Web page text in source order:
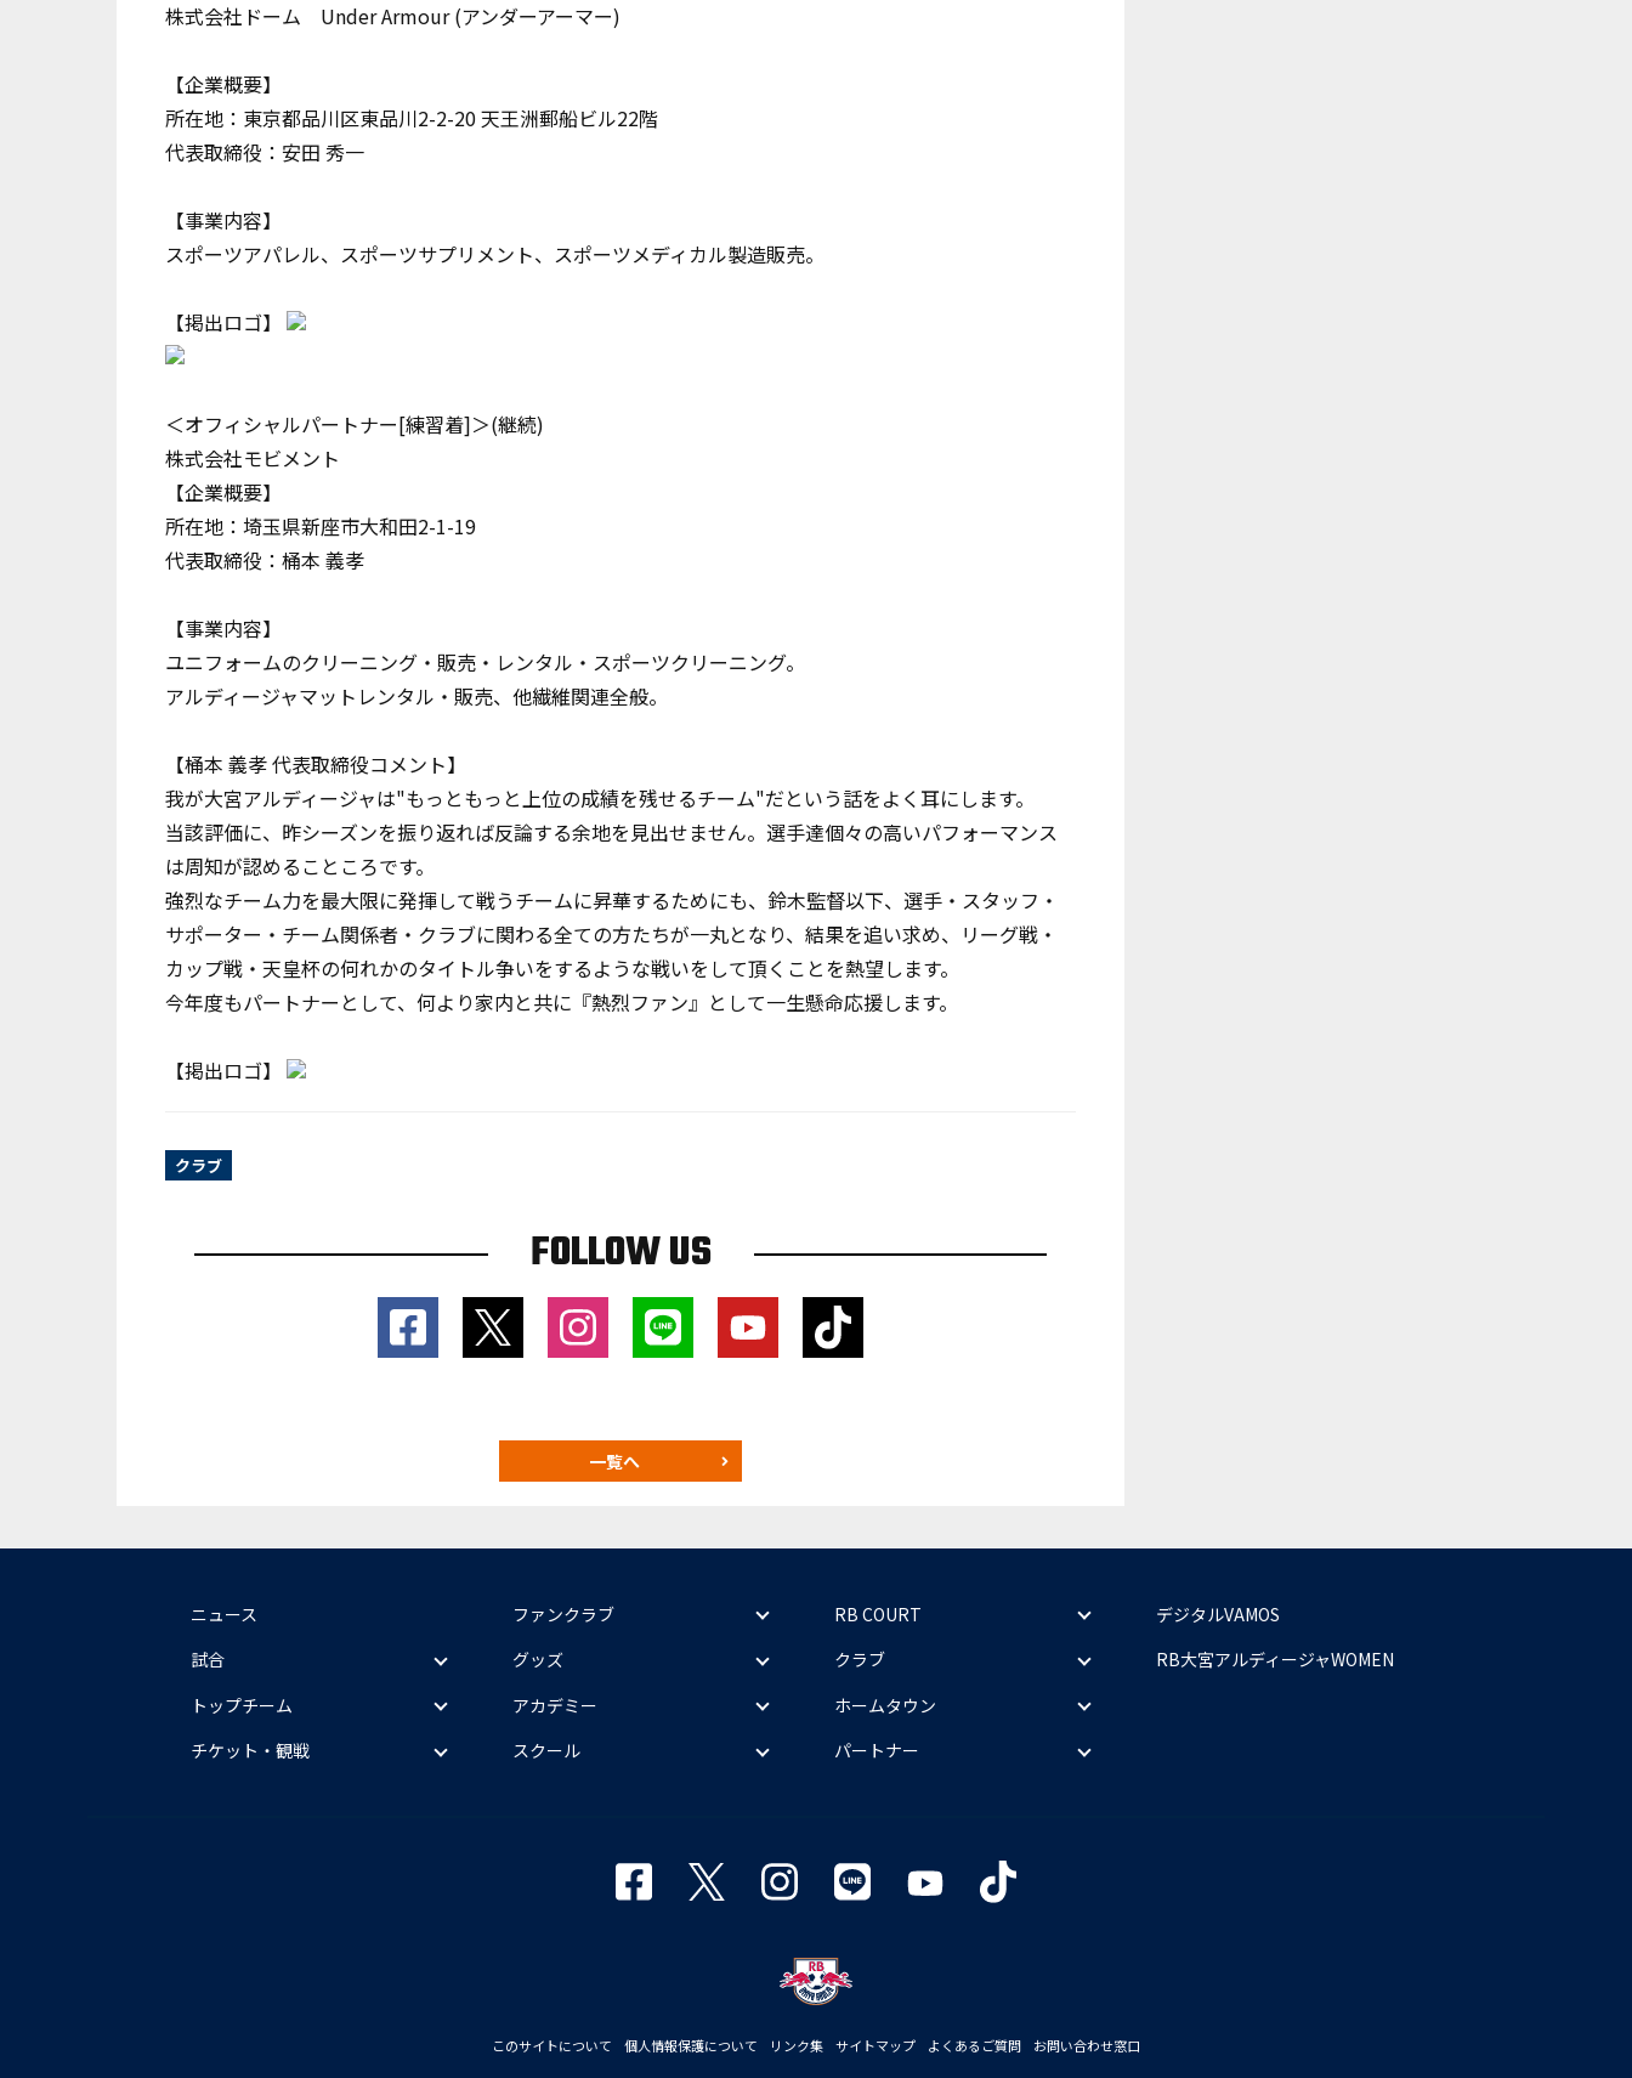
株式会社ドーム Under Armour (アンダーアーマー)
【企業概要】
所在地：東京都品川区東品川2-2-20 天王洲郵船ビル22階
代表取締役：安田 秀一
【事業内容】
スポーツアパレル、スポーツサプリメント、スポーツメディカル製造販売。
【掲出ロゴ】
＜オフィシャルパートナー[練習着]＞(継続)
株式会社モビメント
【企業概要】
所在地：埼玉県新座市大和田2-1-19
代表取締役：桶本 義孝
【事業内容】
ユニフォームのクリーニング・販売・レンタル・スポーツクリーニング。
アルディージャマットレンタル・販売、他繊維関連全般。
【桶本 義孝 代表取締役コメント】
我が大宮アルディージャは"もっともっと上位の成績を残せるチーム"だという話をよく耳にします。
当該評価に、昨シーズンを振り返れば反論する余地を見出せません。選手達個々の高いパフォーマンス
は周知が認めることころです。
強烈なチーム力を最大限に発揮して戦うチームに昇華するためにも、鈴木監督以下、選手・スタッフ・
サポーター・チーム関係者・クラブに関わる全ての方たちが一丸となり、結果を追い求め、リーグ戦・
カップ戦・天皇杯の何れかのタイトル争いをするような戦いをして頂くことを熱望します。
今年度もパートナーとして、何より家内と共に『熱烈ファン』として一生懸命応援します。
【掲出ロゴ】
クラブ
FOLLOW US
一覧へ
ニュース
試合
トップチーム
チケット・観戦
ファンクラブ
グッズ
アカデミー
スクール
RB COURT
クラブ
ホームタウン
パートナー
デジタルVAMOS
RB大宮アルディージャWOMEN
このサイトについて 個人情報保護について リンク集 サイトマップ よくあるご質問 お問い合わせ窓口